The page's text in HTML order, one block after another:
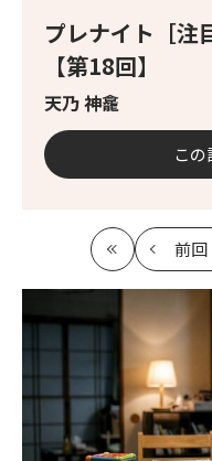
プレナイト［注
【第18回】
天乃 神龕
こ
最
初
前回